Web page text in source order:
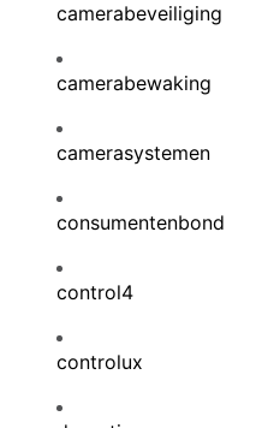
camerabeveiliging
camerabewaking
camerasystemen
consumentenbond
control4
controlux